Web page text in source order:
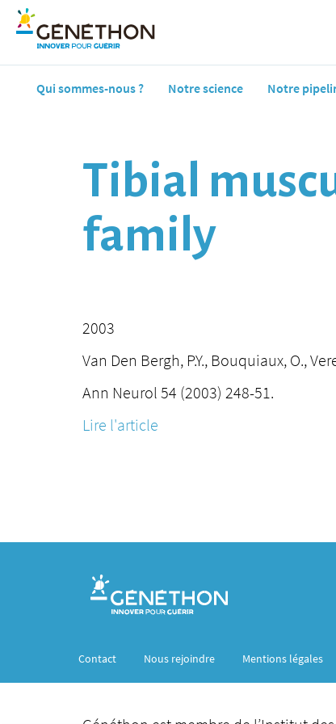
Qui sommes-nous ? Notre science Notre
Tibial
family
2003
Van Den Bergh, P.Y., Bouquiaux, O.,
Ann Neurol 54 (2003) 248-51.
Lire l'article
Contact Nous rejoindre Mentions légales